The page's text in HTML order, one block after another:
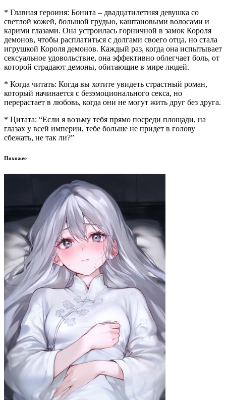
* Главная героиня: Бонита – двадцатилетняя девушка со
светлой кожей, большой грудью, каштановыми волосами и
карими глазами. Она устроилась горничной в замок Короля
демонов, чтобы расплатиться с долгами своего отца, но стала
игрушкой Короля демонов. Каждый раз, когда она испытывает
сексуальное удовольствие, она эффективно облегчает боль, от
которой страдают демоны, обитающие в мире людей.
* Когда читать: Когда вы хотите увидеть страстный роман,
который начинается с безэмоционального секса, но
перерастает в любовь, когда они не могут жить друг без друга.
* Цитата: “Если я возьму тебя прямо посреди площади, на
глазах у всей империи, тебе больше не придет в голову
сбежать, не так ли?”
Похожее